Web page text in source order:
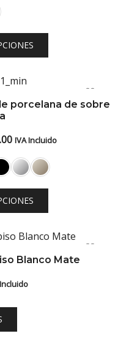
porcelana de sobre
Rango
de
precios:
desde
$11,716.00
$17,516.00
IVA Incluido
Blanco Mate